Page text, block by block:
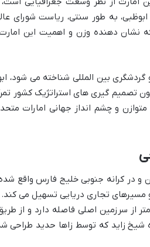
به طور سنتی، ریاست شورای
نشان دهنده وزن و اهمیت این
بین المللی شناخته می شود،
تصمیم گیری های استراتژیک کشور
و چشم انداز جهانی امارات
و در کرانه جنوبی خلیج فارس واقع
مسیرهای تجاری دریایی تسهیل می
از سرزمین اصلی فاصله دارد و از
شیخ زاید که توسط زاها حدید طراحی